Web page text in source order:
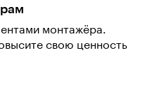
монтажёра.
свою ценность